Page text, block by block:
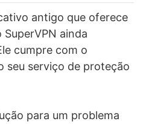
antigo que oferece
ainda
cumpre com o
seu serviço de proteção
para um problema